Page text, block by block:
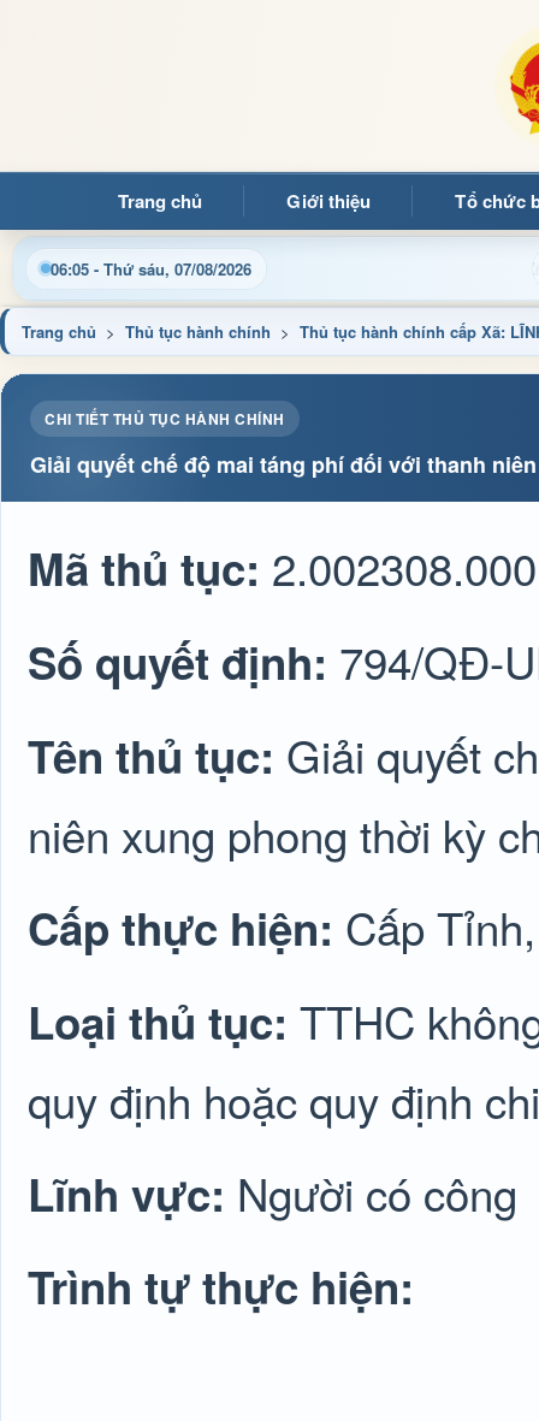
Trang chủ Giới thiệu Tổ chức
06:05 - Thứ sáu, 07/08/2026
Chào mừng quý bạn đọc đến với Trang thông tin điện tử xã
Trang chủ > Thủ tục hành chính > Thủ tục hành chính cấp Xã:
CHI TIẾT THỦ TỤC HÀNH CHÍNH
Giải quyết chế độ mai táng phí đối với thanh
Mã thủ tục:
Số quyết định: 794/QĐ-
Tên thủ tục: Giải quyết
niên xung phong thời kỳ
Cấp thực hiện: Cấp
Loại thủ tục: TTHC
quy định hoặc quy định
Lĩnh vực: Người có công
Trình tự thực hiện: